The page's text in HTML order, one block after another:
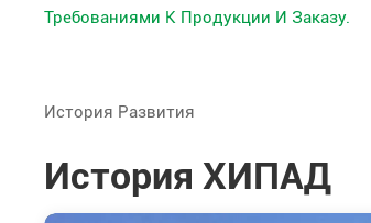
Требованиями К Продукции И Заказу.
История Развития
История ХИПАД